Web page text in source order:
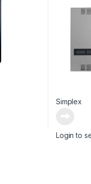
Simplex
Login to